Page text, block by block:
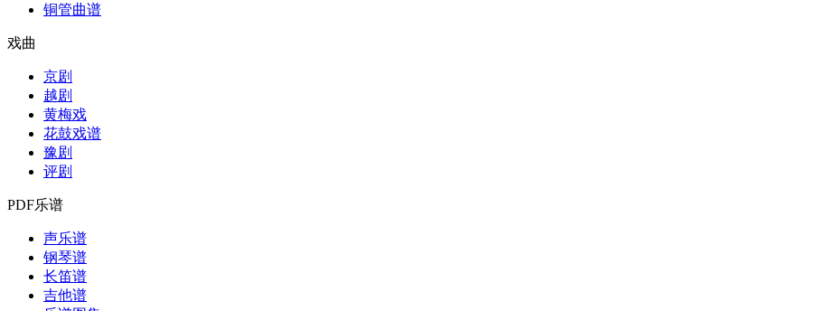
铜管曲谱
戏曲
京剧
越剧
黄梅戏
花鼓戏谱
豫剧
评剧
PDF乐谱
声乐谱
钢琴谱
长笛谱
吉他谱